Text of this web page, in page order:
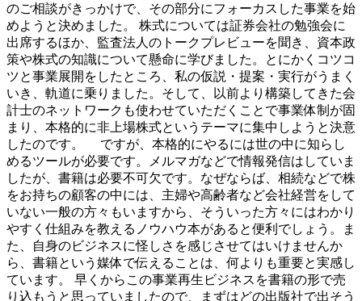
のご相談がきっかけで、その部分にフォーカスした事業を始
めようと決めました。 株式については証券会社の勉強会に
出席するほか、監査法人のトークプレビューを聞き、資本政
策や株式の知識について懸命に学びました。とにかくコツコ
ツと事業展開をしたところ、私の仮説・提案・実行がうまく
いき、軌道に乗りました。そして、以前より構築してきた会
計士のネットワークも使わせていただくことで事業体制が固
まり、本格的に非上場株式というテーマに集中しようと決意
したのです。 ですが、本格的にやるには世の中に知らし
めるツールが必要です。メルマガなどで情報発信はしていま
したが、書籍は必要不可欠です。なぜならば、相続などで株
をお持ちの顧客の中には、主婦や高齢者など会社経営をして
いない一般の方々もいますから、そういった方々にはわかり
やすく仕組みを教えるノウハウ本があると便利でしょう。ま
た、自身のビジネスに怪しさを感じさせてはいけませんか
ら、書籍という媒体で伝えることは、何よりも重要と実感し
ています。 早くからこの事業再生ビジネスを書籍の形で売
り込もうと思っていましたので、まずはどの出版社で出そう